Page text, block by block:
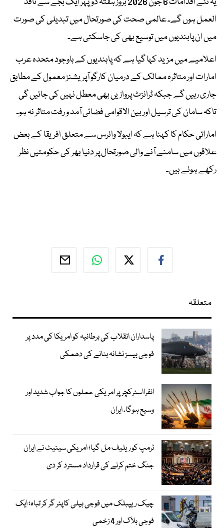
العمل ہوں گے۔ عالمی صحت کی صورتحال میں تبدیلی کی صورت
میں ان پابندیوں میں توسیع بھی کی جاسکتی ہے۔
اعلامیے میں مزید کہا گیا ہے کہ پابندیوں کے باوجود متحدہ عرب
امارات اور متاثرہ ممالک کے درمیان کارگو آپریشنز معمول کے مطابق
جاری رہیں گے جبکہ ٹرانزٹ پروازیں بھی معطل نہیں کی جائیں گی
تاکہ سامان کی ترسیل اور بین الاقوامی فضائی آمد و رفت متاثر نہ ہو۔
اماراتی حکام کا کہنا ہے کہ ایبولا وائرس سے متعلق افریقا کے بعض
علاقوں میں سامنے آنے والی صورتحال پر دنیا بھر کی حکومتیں نظر
رکھے ہوئے ہیں۔
متعلقہ
پاسداران انقلاب کی برطانیہ کو امریکا کی مدد پر
فوجی بیسز نشانہ بنانے کی دھمکی
انفرااسٹرکچر پر امریکی حملوں کا جواب شدید اور
وسیع ہوگا، ایران
ٹرمپ کو ریلیف مل گیا؛ امریکی سینیٹ نے ایران
جنگ ختم کرنے کی قرارداد مسترد کر دی
چیک ریپبلک میں فوجی ہیلی کاپٹر گر کر تباہ؛ ایک
فوجی ہلاک اور 4 زخمی